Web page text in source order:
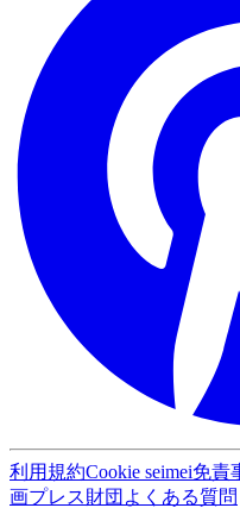
利用規約Cookie seimei免責
画プレス財団 よくある質問